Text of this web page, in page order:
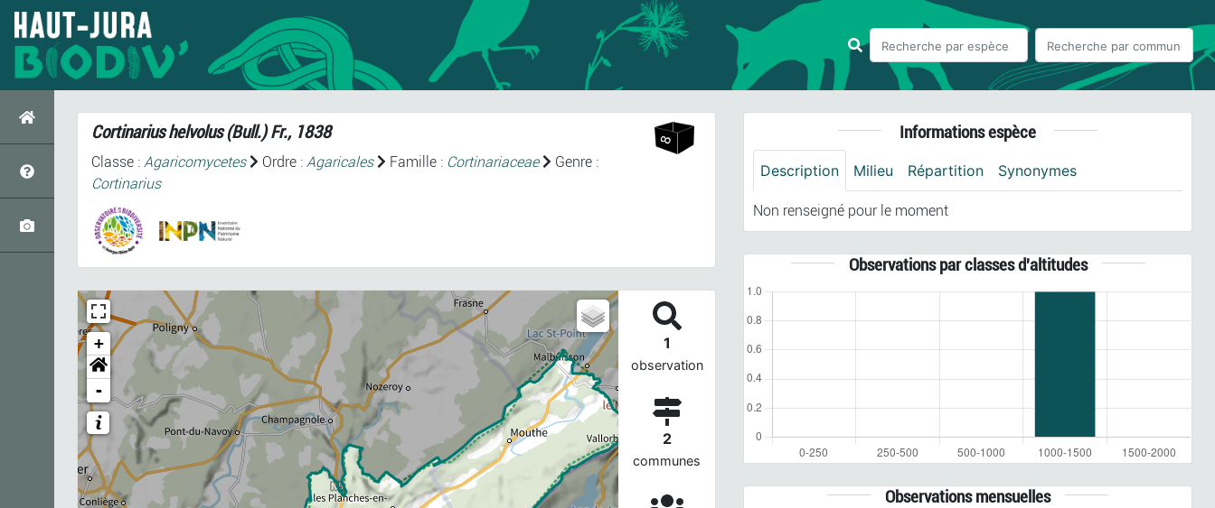
Cortinarius helvolus(Bull.) Fr., 1838
Classe : Agaricomycetes Ordre : Agaricales Famille : Cortinariaceae
Genre :
Cortinarius
+
-
1
observation
2
communes
Informations espèce
Description Milieu Répartition Synonymes
Non renseigné pour le moment
Observations par classes d'altitudes
Observations mensuelles